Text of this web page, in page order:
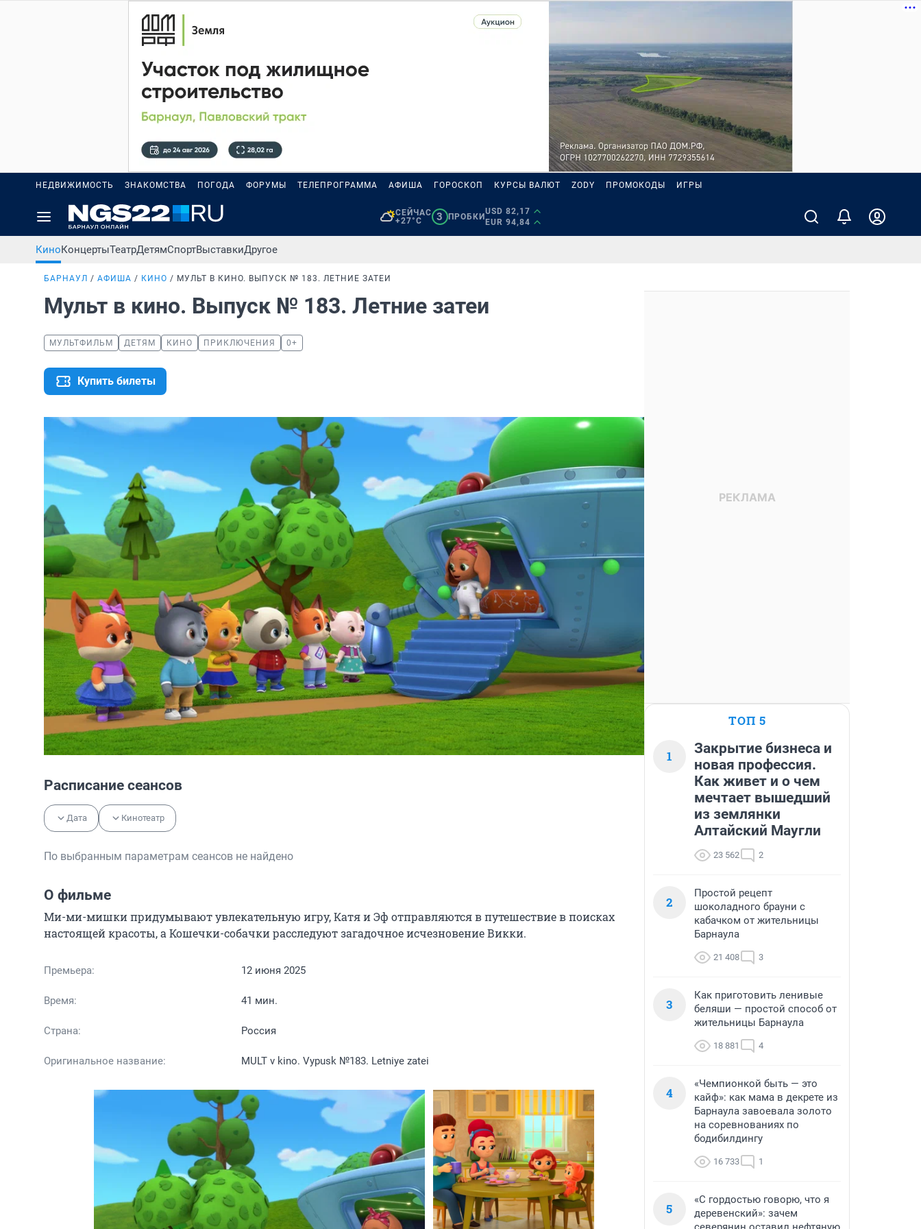
НЕДВИЖИМОСТЬ ЗНАКОМСТВА ПОГОДА ФОРУМЫ ТЕЛЕПРОГРАММА АФИША ГОРОСКОП КУРСЫ ВАЛЮТ ZODY ПРОМОКОДЫ ИГРЫ
СЕЙЧАС
+27°C
3 ПРОБКИ
USD 82,17
EUR 94,84
КиноКонцертыТеатрДетямСпортВыставкиДругое
БАРНАУЛ АФИША КИНО МУЛЬТ В КИНО. ВЫПУСК № 183. ЛЕТНИЕ ЗАТЕИ
Мульт в кино. Выпуск № 183. Летние затеи
МУЛЬТФИЛЬМ ДЕТЯМ КИНО ПРИКЛЮЧЕНИЯ 0+
Купить билеты
Расписание сеансов
Дата Кинотеатр
По выбранным параметрам сеансов не найдено
О фильме
Ми-ми-мишки придумывают увлекательную игру, Катя и Эф отправляются в путешествие в поисках
настоящей красоты, а Кошечки-собачки расследуют загадочное исчезновение Викки.
Премьера: 12 июня 2025
Время: 41 мин.
Страна: Россия
Оригинальное название: MULT v kino. Vypusk №183. Letniye zatei
ТОП 5
1
Закрытие бизнеса и
новая профессия.
Как живет и о чем
мечтает вышедший
из землянки
Алтайский Маугли
23 562 2
2
Простой рецепт
шоколадного брауни с
кабачком от жительницы
Барнаула
21 408 3
3
Как приготовить ленивые
беляши — простой способ от
жительницы Барнаула
18 881 4
4
«Чемпионкой быть — это
кайф»: как мама в декрете из
Барнаула завоевала золото
на соревнованиях по
бодибилдингу
16 733 1
5
«С гордостью говорю, что я
деревенский»: зачем